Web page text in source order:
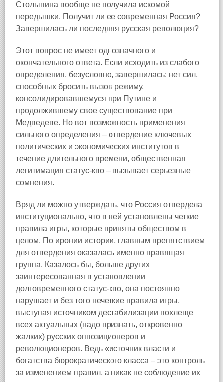
Столыпина вообще не получила искомой
передышки. Получит ли ее современная Россия?
Завершилась ли последняя русская революция?
Этот вопрос не имеет однозначного и
окончательного ответа. Если исходить из слабого
определения, безусловно, завершилась: нет сил,
способных бросить вызов режиму,
консолидировавшемуся при Путине и
продолжившему свое существование при
Медведеве. Но вот возможность применения
сильного определения – отвердение ключевых
политических и экономических институтов в
течение длительного времени, общественная
легитимация статус-кво – вызывает серьезные
сомнения.
Вряд ли можно утверждать, что Россия отвердела
институционально, что в ней установлены четкие
правила игры, которые приняты обществом в
целом. По иронии истории, главным препятствием
для отвердения оказалась именно правящая
группа. Казалось бы, больше других
заинтересованная в установлении
долговременного статус-кво, она постоянно
нарушает и без того нечеткие правила игры,
выступая источником дестабилизации похлеще
всех актуальных (надо признать, откровенно
жалких) русских оппозиционеров и
революционеров. Ведь «источник власти и
богатства бюрократического класса – это контроль
за изменением правил, а никак не соблюдение их